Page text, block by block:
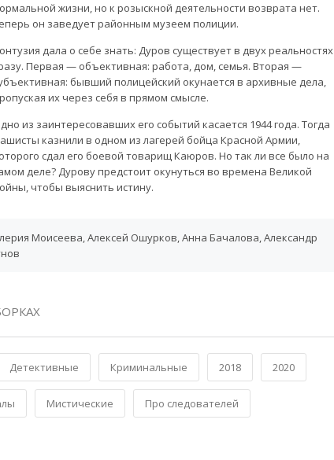
жизни, но к розыскной деятельности возврата нет.
он заведует районным музеем полиции.
дала о себе знать: Дуров существует в двух реальностях
Первая — объективная: работа, дом, семья. Вторая —
бывший полицейский окунается в архивные дела,
их через себя в прямом смысле.
из заинтересовавших его событий касается 1944 года. Тогда
казнили в одном из лагерей бойца Красной Армии,
сдал его боевой товарищ Каюров. Но так ли все было на
деле? Дурову предстоит окунуться во времена Великой
чтобы выяснить истину.
Моисеева, Алексей Ошурков, Анна Бачалова, Александр
Детективные Криминальные 2018 2020
Мистические Про следователей